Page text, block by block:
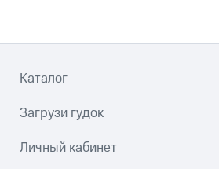
Каталог
Загрузи гудок
Личный кабинет